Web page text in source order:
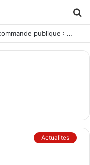
Lutte contre la corruption dans la commande publique : Qu’est-ce qui explique le silence du parquet général sur les dossiers de l’ARCOP?
Actualites